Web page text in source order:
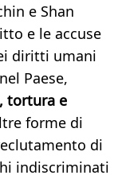
e Shan
e le accuse
diritti umani
Paese,
tortura e
forme di
di
indiscriminati